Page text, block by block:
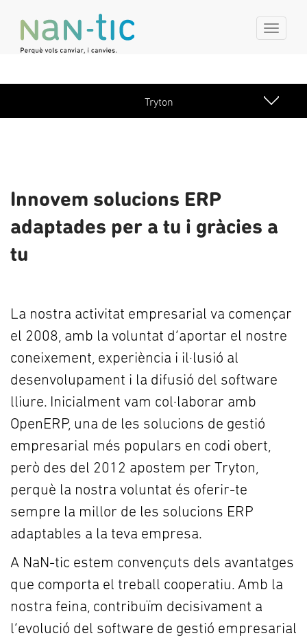
Tryton
Innovem solucions ERP
adaptades per a tu i gràcies a
tu
La nostra activitat empresarial va començar
el 2008, amb la voluntat d’aportar el nostre
coneixement, experiència i il·lusió al
desenvolupament i la difusió del software
lliure. Inicialment vam col·laborar amb
OpenERP, una de les solucions de gestió
empresarial més populars en codi obert,
però des del 2012 apostem per Tryton,
perquè la nostra voluntat és oferir-te
sempre la millor de les solucions ERP
adaptables a la teva empresa.
A NaN-tic estem convençuts dels avantatges
que comporta el treball cooperatiu. Amb la
nostra feina, contribuïm decisivament a
l’evolució del software de gestió empresarial